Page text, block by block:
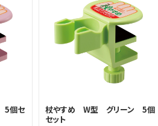
個セ
杖やすめ W型 グリーン 5個
セット